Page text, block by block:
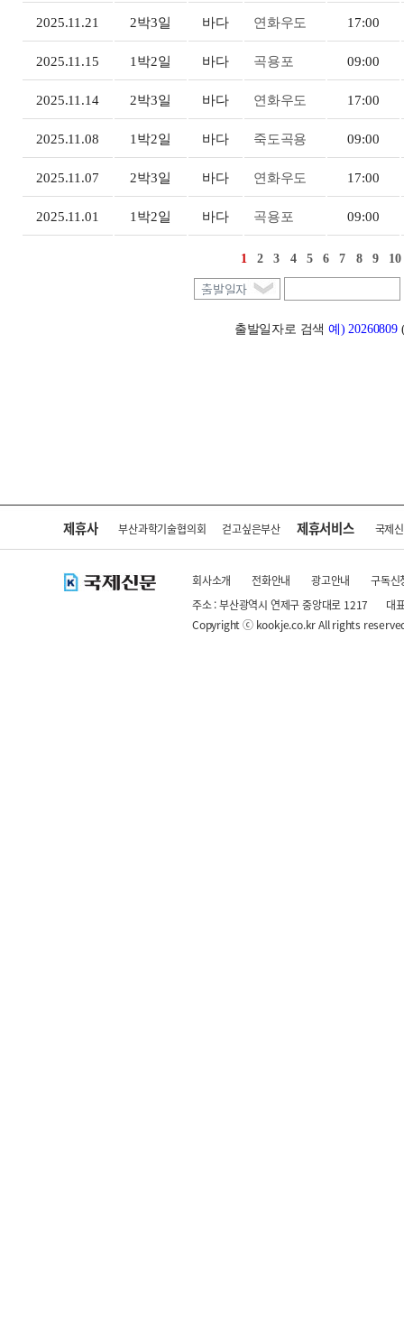
2025.11.21 2박3일 바다 연화우도 17:00
2025.11.15 1박2일 바다 곡용포 09:00
2025.11.14 2박3일 바다 연화우도 17:00
2025.11.08 1박2일 바다 죽도곡용 09:00
2025.11.07 2박3일 바다 연화우도 17:00
2025.11.01 1박2일 바다 곡용포 09:00
1 2 3 4 5 6 7 8 9 10
출발일자로 검색예) 20260809
제휴사 부산과학기술협의회 걷고싶은부산 제휴서비스 국제
회사소개 전화안내 광고안내
구독신
주소 : 부산광역시 연제구 중앙대로 1217
대
Copyright ⓒ kookje.co.kr All rights